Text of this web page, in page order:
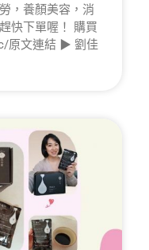
，養顏美容，消
快下單喔！ 購買
原文連結 ▶ 劉佳